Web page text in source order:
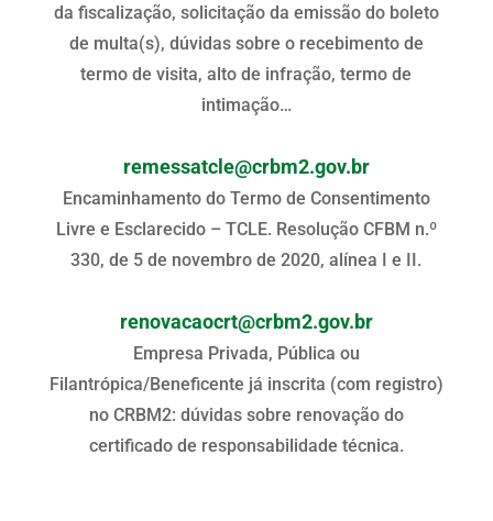
da fiscalização, solicitação da emissão do boleto
de multa(s), dúvidas sobre o recebimento de
termo de visita, alto de infração, termo de
intimação…
remessatcle@crbm2.gov.br
Encaminhamento do Termo de Consentimento
Livre e Esclarecido – TCLE. Resolução CFBM n.º
330, de 5 de novembro de 2020, alínea I e II.
renovacaocrt@crbm2.gov.br
Empresa Privada, Pública ou
Filantrópica/Beneficente já inscrita (com registro)
no CRBM2: dúvidas sobre renovação do
certificado de responsabilidade técnica.